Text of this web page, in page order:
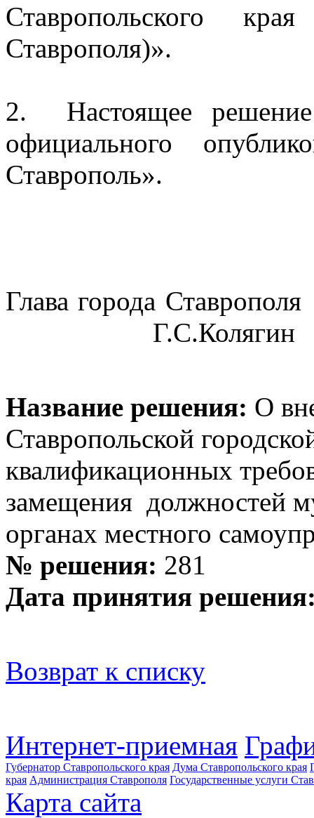
Ставропольского
Ставрополя)».
2.
Настоящее
официального
Ставрополь».
Глава города Ставрополя
Г.С.Колягин
Название решения: О
Ставропольской
квалификационных
замещения должностей
органах местного
№ решения: 281
Дата принятия
Возврат к списку
Интернет-приемная
Губернатор Ставропольского края Дума Ставропольского края
края Администрация Ставрополя Государственные услуги
Карта сайта